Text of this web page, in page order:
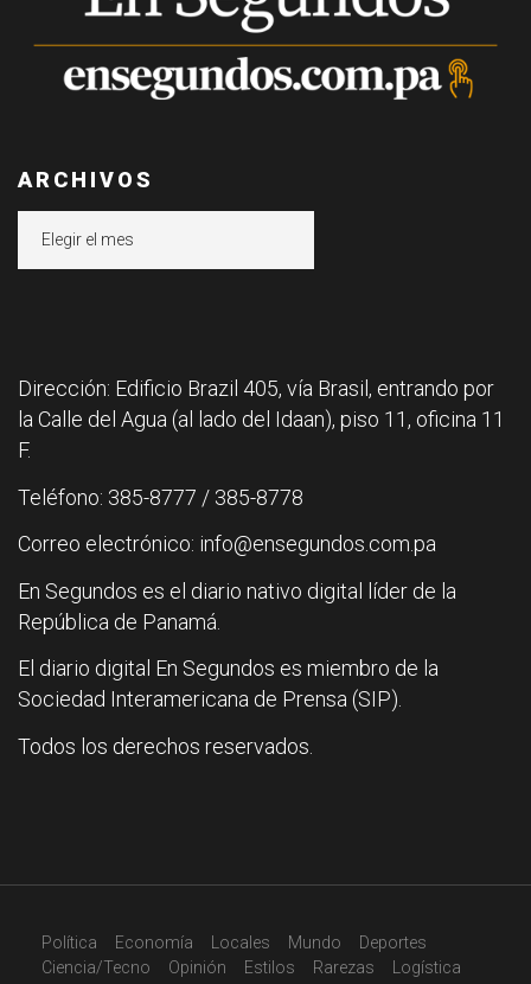
ARCHIVOS
Dirección: Edificio Brazil 405, vía Brasil, entrando por
la Calle del Agua (al lado del Idaan), piso 11, oficina 11
F.
Teléfono: 385-8777 / 385-8778
Correo electrónico: info@ensegundos.com.pa
En Segundos es el diario nativo digital líder de la
República de Panamá.
El diario digital En Segundos es miembro de la
Sociedad Interamericana de Prensa (SIP).
Todos los derechos reservados.
Política Economía Locales Mundo
Deportes
Ciencia/Tecno
Opinión Estilos Rarezas Logística